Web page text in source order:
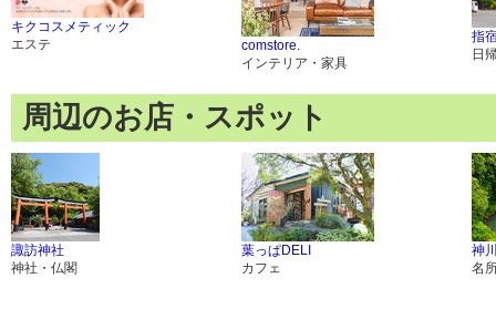
キクコスメティック
エステ
comstore.
インテリア・家具
指
日
周辺のお店・スポット
諏訪神社
神社・仏閣
葉っぱDELI
カフェ
神
名